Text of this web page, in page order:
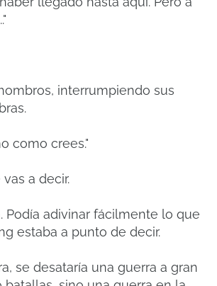
interrumpiendo sus
como crees."
a decir.
Podía adivinar fácilmente lo que
estaba a punto de decir.
se desataría una guerra a gran